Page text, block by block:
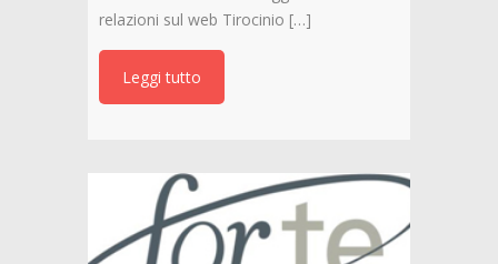
relazioni sul web Tirocinio […]
Leggi tutto